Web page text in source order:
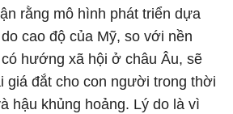
rằng mô hình phát triển dựa
cao độ của Mỹ, so với nền
hướng xã hội ở châu Âu, sẽ
giá đắt cho con người trong thời
hậu khủng hoảng. Lý do là vì